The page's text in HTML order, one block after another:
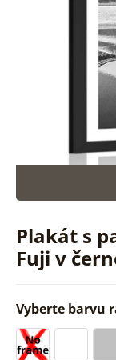
Plakát s
Fuji v
Vyberte barvu